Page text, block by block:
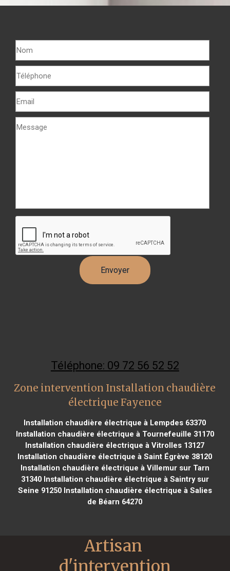
Téléphone: 09 72 56 52 52
Zone intervention Installation chaudière
électrique Fayence
Installation chaudière électrique à Lempdes 63370
Installation chaudière électrique à Tournefeuille 31170
Installation chaudière électrique à Vitrolles 13127
Installation chaudière électrique à Saint Égrève 38120
Installation chaudière électrique à Villemur sur Tarn
31340Installation chaudière électrique à Saintry sur
Seine 91250Installation chaudière électrique à Salies
de Béarn 64270
Artisan
d'intervention